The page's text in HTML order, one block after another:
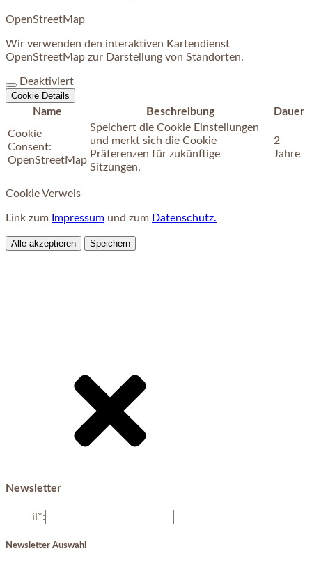
OpenStreetMap
Wir verwenden den interaktiven Kartendienst
OpenStreetMap zur Darstellung von Standorten.
Deaktiviert
Cookie Details
Name Beschreibung
Dauer
Cookie
Consent:
OpenStreetMap
Speichert die Cookie Einstellungen
und merkt sich die Cookie
Präferenzen für zukünftige
Sitzungen.
2
Jahre
Cookie Verweis
Link zum Impressum und zum Datenschutz.
Alle akzeptieren Speichern
Newsletter
E-Mail*:
Newsletter Auswahl